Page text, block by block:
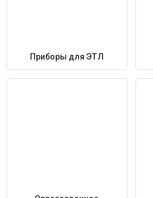
Приборы для ЭТЛ